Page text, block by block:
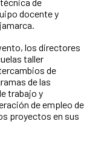
de
docente y
los directores
taller
de
de las
trabajo y
de empleo de
proyectos en sus